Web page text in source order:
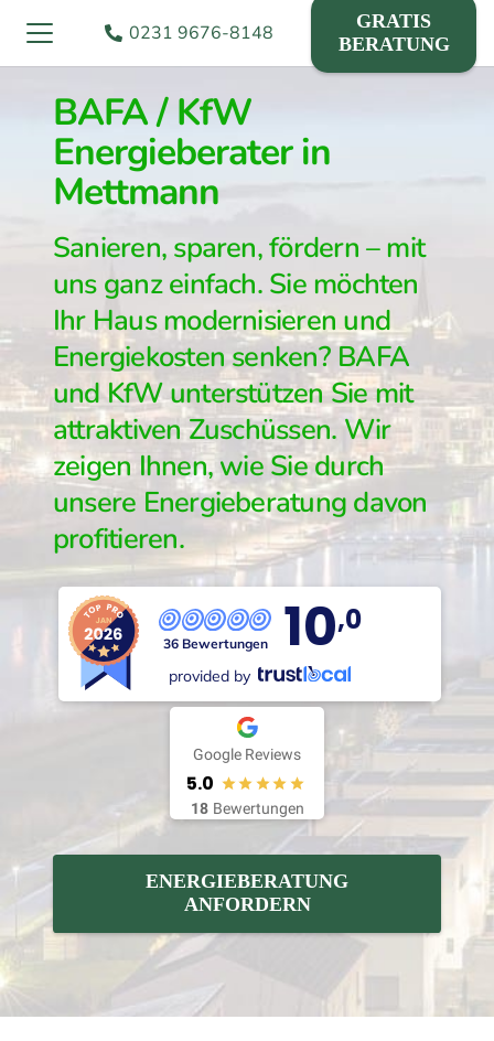
0231 9676-8148
GRATIS
BERATUNG
BAFA / KfW
Energieberater in
Mettmann
Sanieren, sparen, fördern – mit
uns ganz einfach. Sie möchten
Ihr Haus modernisieren und
Energiekosten senken? BAFA
und KfW unterstützen Sie mit
attraktiven Zuschüssen. Wir
zeigen Ihnen, wie Sie durch
unsere Energieberatung davon
profitieren.
36 Bewertungen 10,0
provided by
Google Reviews
5.0
18 Bewertungen
ENERGIEBERATUNG
ANFORDERN